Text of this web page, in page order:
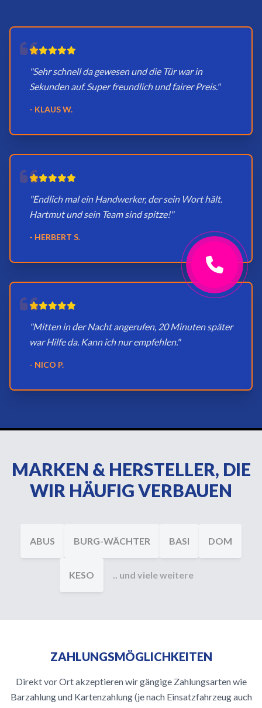
"Sehr schnell da gewesen und die Tür war in
Sekunden auf. Super freundlich und fairer Preis."
- KLAUS W.
"Endlich mal ein Handwerker, der sein Wort hält.
Hartmut und sein Team sind spitze!"
- HERBERT S.
"Mitten in der Nacht angerufen, 20 Minuten später
war Hilfe da. Kann ich nur empfehlen."
- NICO P.
MARKEN & HERSTELLER, DIE
WIR HÄUFIG VERBAUEN
ABUS BURG-WÄCHTER BASI DOM
KESO .. und viele weitere
ZAHLUNGSMÖGLICHKEITEN
Direkt vor Ort akzeptieren wir gängige Zahlungsarten wie
Barzahlung und Kartenzahlung (je nach Einsatzfahrzeug auch